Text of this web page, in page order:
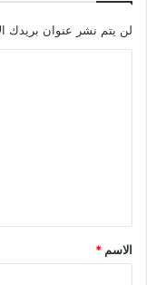
لن يتم نشر عنوان بريدك
ق
*
الاسم *